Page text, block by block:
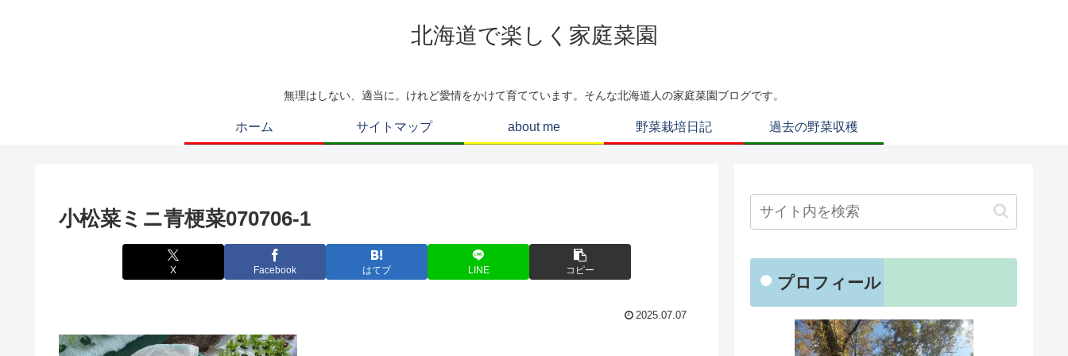
北海道で楽しく家庭菜園
無理はしない、適当に。けれど愛情をかけて育てています。そんな北海道人の家庭菜園ブログです。
ホーム サイトマップ about me 野菜栽培日記 過去の野菜収穫
小松菜ミニ青梗菜070706-1
X Facebook はてブ LINE コピー
2025.07.07
プロフィール